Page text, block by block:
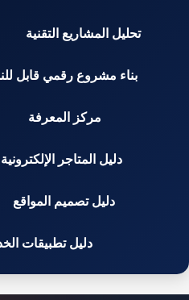
تحليل المشاريع التقنية
بناء مشروع رقمي قابل
مركز المعرفة
دليل المتاجر الإلكترونية
دليل تصميم المواقع
دليل تطبيقات